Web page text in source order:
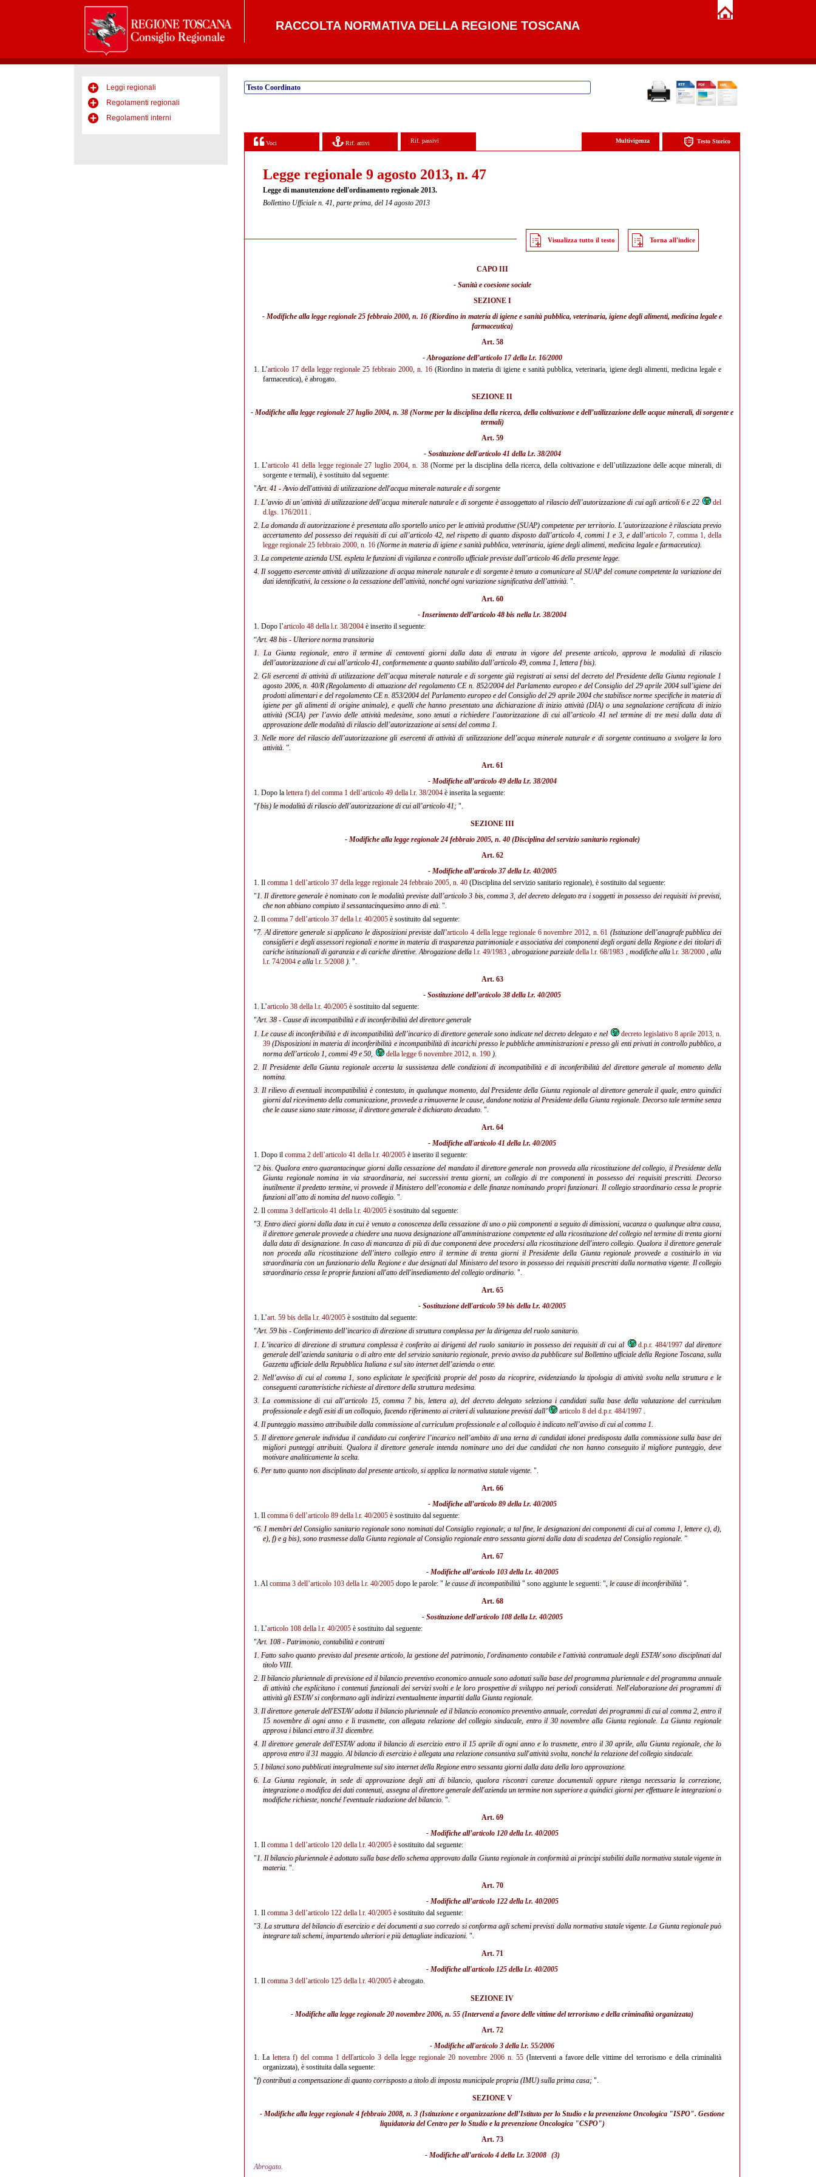
RACCOLTA NORMATIVA DELLA REGIONE TOSCANA
Leggi regionali
Regolamenti regionali
Regolamenti interni
Testo Coordinato
Voci Rif. attivi Rif. passivi Testo Storico
Multivigenza
Legge regionale 9 agosto 2013, n. 47
Legge di manutenzione dell'ordinamento regionale 2013.
Bollettino Ufficiale n. 41, parte prima, del 14 agosto 2013
Visualizza tutto il testo Torna all'indice
CAPO III
- Sanità e coesione sociale
SEZIONE I
- Modifiche alla legge regionale 25 febbraio 2000, n. 16 (Riordino in materia di igiene e sanità pubblica, veterinaria, igiene degli alimenti, medicina legale e
farmaceutica)
Art. 58
- Abrogazione dell’articolo 17 della l.r. 16/2000
1. L’articolo 17 della legge regionale 25 febbraio 2000, n. 16(Riordino in materia di igiene e sanità pubblica, veterinaria, igiene degli alimenti, medicina legale e
farmaceutica), è abrogato.
SEZIONE II
- Modifiche alla legge regionale 27 luglio 2004, n. 38 (Norme per la disciplina della ricerca, della coltivazione e dell’utilizzazione delle acque minerali, di sorgente e
termali)
Art. 59
- Sostituzione dell'articolo 41 della l.r. 38/2004
1. L’articolo 41 della legge regionale 27 luglio 2004, n. 38(Norme per la disciplina della ricerca, della coltivazione e dell’utilizzazione delle acque minerali, di
sorgente e termali), è sostituito dal seguente:
"Art. 41 - Avvio dell'attività di utilizzazione dell'acqua minerale naturale e di sorgente
1. L’avvio di un’attività di utilizzazione dell’acqua minerale naturale e di sorgente è assoggettato al rilascio dell’autorizzazione di cui agli articoli 6 e 22
del
d.lgs. 176/2011 .
2. La domanda di autorizzazione è presentata allo sportello unico per le attività produttive (SUAP) competente per territorio. L’autorizzazione è rilasciata previo
accertamento del possesso dei requisiti di cui all’articolo 42, nel rispetto di quanto disposto dall’articolo 4, commi 1 e 3, e dall’articolo 7, comma 1, della
legge regionale 25 febbraio 2000, n. 16 (Norme in materia di igiene e sanità pubblica, veterinaria, igiene degli alimenti, medicina legale e farmaceutica).
3. La competente azienda USL espleta le funzioni di vigilanza e controllo ufficiale previste dall’articolo 46 della presente legge.
4. Il soggetto esercente attività di utilizzazione di acqua minerale naturale e di sorgente è tenuto a comunicare al SUAP del comune competente la variazione dei
dati identificativi, la cessione o la cessazione dell’attività, nonché ogni variazione significativa dell’attività. ".
Art. 60
- Inserimento dell’articolo 48 bis nella l.r. 38/2004
1. Dopo l’articolo 48 della l.r. 38/2004 è inserito il seguente:
“Art. 48 bis - Ulteriore norma transitoria
1. La Giunta regionale, entro il termine di centoventi giorni dalla data di entrata in vigore del presente articolo, approva le modalità di rilascio
dell’autorizzazione di cui all’articolo 41, conformemente a quanto stabilito dall’articolo 49, comma 1, lettera f bis).
2. Gli esercenti di attività di utilizzazione dell’acqua minerale naturale e di sorgente già registrati ai sensi del decreto del Presidente della Giunta regionale 1
agosto 2006, n. 40/R (Regolamento di attuazione del regolamento CE n. 852/2004 del Parlamento europeo e del Consiglio del 29 aprile 2004 sull’igiene dei
prodotti alimentari e del regolamento CE n. 853/2004 del Parlamento europeo e del Consiglio del 29 aprile 2004 che stabilisce norme specifiche in materia di
igiene per gli alimenti di origine animale), e quelli che hanno presentato una dichiarazione di inizio attività (DIA) o una segnalazione certificata di inizio
attività (SCIA) per l’avvio delle attività medesime, sono tenuti a richiedere l’autorizzazione di cui all’articolo 41 nel termine di tre mesi dalla data di
approvazione delle modalità di rilascio dell’autorizzazione ai sensi del comma 1.
3. Nelle more del rilascio dell’autorizzazione gli esercenti di attività di utilizzazione dell’acqua minerale naturale e di sorgente continuano a svolgere la loro
attività. ”.
Art. 61
- Modifiche all’articolo 49 della l.r. 38/2004
1. Dopo la lettera f) del comma 1 dell’articolo 49 della l.r. 38/2004 è inserita la seguente:
"f bis) le modalità di rilascio dell’autorizzazione di cui all’articolo 41; ".
SEZIONE III
- Modifiche alla legge regionale 24 febbraio 2005, n. 40(Disciplina del servizio sanitario regionale)
Art. 62
- Modifiche all’articolo 37 della l.r. 40/2005
1. Il comma 1 dell’articolo 37 della legge regionale 24 febbraio 2005, n. 40 (Disciplina del servizio sanitario regionale), è sostituito dal seguente:
"1. Il direttore generale è nominato con le modalità previste dall’articolo 3 bis, comma 3, del decreto delegato tra i soggetti in possesso dei requisiti ivi previsti,
che non abbiano compiuto il sessantacinquesimo anno di età. ".
2. Il comma 7 dell’articolo 37 della l.r. 40/2005 è sostituito dal seguente:
"7. Al direttore generale si applicano le disposizioni previste dall’articolo 4 della legge regionale 6 novembre 2012, n. 61 (Istituzione dell’anagrafe pubblica dei
consiglieri e degli assessori regionali e norme in materia di trasparenza patrimoniale e associativa dei componenti degli organi della Regione e dei titolari di
cariche istituzionali di garanzia e di cariche direttive. Abrogazione della l.r. 49/1983 , abrogazione parzialedella l.r. 68/1983 , modifiche alla l.r. 38/2000 , alla
l.r. 74/2004 e alla l.r. 5/2008 ). ".
Art. 63
- Sostituzione dell’articolo 38 della l.r. 40/2005
1. L’articolo 38 della l.r. 40/2005 è sostituito dal seguente:
"Art. 38 - Cause di incompatibilità e di inconferibilità del direttore generale
1. Le cause di inconferibilità e di incompatibilità dell’incarico di direttore generale sono indicate nel decreto delegato e nel
decreto legislativo 8 aprile 2013, n.
39 (Disposizioni in materia di inconferibilità e incompatibilità di incarichi presso le pubbliche amministrazioni e presso gli enti privati in controllo pubblico, a
norma dell’articolo 1, commi 49 e 50,
della legge 6 novembre 2012, n. 190 ).
2. Il Presidente della Giunta regionale accerta la sussistenza delle condizioni di incompatibilità e di inconferibilità del direttore generale al momento della
nomina.
3. Il rilievo di eventuali incompatibilità è contestato, in qualunque momento, dal Presidente della Giunta regionale al direttore generale il quale, entro quindici
giorni dal ricevimento della comunicazione, provvede a rimuoverne le cause, dandone notizia al Presidente della Giunta regionale. Decorso tale termine senza
che le cause siano state rimosse, il direttore generale è dichiarato decaduto. ".
Art. 64
- Modifiche all'articolo 41 della l.r. 40/2005
1. Dopo il comma 2 dell’articolo 41 della l.r. 40/2005 è inserito il seguente:
"2 bis. Qualora entro quarantacinque giorni dalla cessazione del mandato il direttore generale non provveda alla ricostituzione del collegio, il Presidente della
Giunta regionale nomina in via straordinaria, nei successivi trenta giorni, un collegio di tre componenti in possesso dei requisiti prescritti. Decorso
inutilmente il predetto termine, vi provvede il Ministero dell’economia e delle finanze nominando propri funzionari. Il collegio straordinario cessa le proprie
funzioni all’atto di nomina del nuovo collegio. ".
2. Il comma 3 dell'articolo 41 della l.r. 40/2005 è sostituito dal seguente:
"3. Entro dieci giorni dalla data in cui è venuto a conoscenza della cessazione di uno o più componenti a seguito di dimissioni, vacanza o qualunque altra causa,
il direttore generale provvede a chiedere una nuova designazione all'amministrazione competente ed alla ricostituzione del collegio nel termine di trenta giorni
dalla data di designazione. In caso di mancanza di più di due componenti deve procedersi alla ricostituzione dell'intero collegio. Qualora il direttore generale
non proceda alla ricostituzione dell’intero collegio entro il termine di trenta giorni il Presidente della Giunta regionale provvede a costituirlo in via
straordinaria con un funzionario della Regione e due designati dal Ministero del tesoro in possesso dei requisiti prescritti dalla normativa vigente. Il collegio
straordinario cessa le proprie funzioni all'atto dell'insediamento del collegio ordinario. ".
Art. 65
- Sostituzione dell'articolo 59 bis della l.r. 40/2005
1. L’art. 59 bis della l.r. 40/2005 è sostituito dal seguente:
"Art. 59 bis - Conferimento dell’incarico di direzione di struttura complessa per la dirigenza del ruolo sanitario.
1. L’incarico di direzione di struttura complessa è conferito ai dirigenti del ruolo sanitario in possesso dei requisiti di cui al
d.p.r. 484/1997 dal direttore
generale dell’azienda sanitaria o di altro ente del servizio sanitario regionale, previo avviso da pubblicare sul Bollettino ufficiale della Regione Toscana, sulla
Gazzetta ufficiale della Repubblica Italiana e sul sito internet dell’azienda o ente.
2. Nell’avviso di cui al comma 1, sono esplicitate le specificità proprie del posto da ricoprire, evidenziando la tipologia di attività svolta nella struttura e le
conseguenti caratteristiche richieste al direttore della struttura medesima.
3. La commissione di cui all’articolo 15, comma 7 bis, lettera a), del decreto delegato seleziona i candidati sulla base della valutazione del curriculum
professionale e degli esiti di un colloquio, facendo riferimento ai criteri di valutazione previsti dall’
articolo 8 del d.p.r. 484/1997 .
4. Il punteggio massimo attribuibile dalla commissione al curriculum professionale e al colloquio è indicato nell’avviso di cui al comma 1.
5. Il direttore generale individua il candidato cui conferire l’incarico nell’ambito di una terna di candidati idonei predisposta dalla commissione sulla base dei
migliori punteggi attribuiti. Qualora il direttore generale intenda nominare uno dei due candidati che non hanno conseguito il migliore punteggio, deve
motivare analiticamente la scelta.
6. Per tutto quanto non disciplinato dal presente articolo, si applica la normativa statale vigente. ".
Art. 66
- Modifiche all’articolo 89 della l.r. 40/2005
1. Il comma 6 dell’articolo 89 della l.r. 40/2005 è sostituito dal seguente:
“6. I membri del Consiglio sanitario regionale sono nominati dal Consiglio regionale; a tal fine, le designazioni dei componenti di cui al comma 1, lettere c), d),
e), f) e g bis), sono trasmesse dalla Giunta regionale al Consiglio regionale entro sessanta giorni dalla data di scadenza del Consiglio regionale. ”
Art. 67
- Modifiche all’articolo 103 della l.r. 40/2005
1. Al comma 3 dell’articolo 103 della l.r. 40/2005 dopo le parole: " le cause di incompatibilità " sono aggiunte le seguenti: ", le cause di inconferibilità ".
Art. 68
- Sostituzione dell'articolo 108 della l.r. 40/2005
1. L’articolo 108 della l.r. 40/2005 è sostituito dal seguente:
"Art. 108 - Patrimonio, contabilità e contratti
1. Fatto salvo quanto previsto dal presente articolo, la gestione del patrimonio,l'ordinamento contabile e l'attività contrattuale degli ESTAV sono disciplinati dal
titolo VIII.
2. Il bilancio pluriennale di previsione ed il bilancio preventivo economico annuale sono adottati sulla base del programma pluriennale e del programma annuale
di attività che esplicitano i contenuti funzionali dei servizi svolti e le loro prospettive di sviluppo nei periodi considerati. Nell'elaborazione dei programmi di
attività gli ESTAV si conformano agli indirizzi eventualmente impartiti dalla Giunta regionale.
3. Il direttore generale dell'ESTAV adotta il bilancio pluriennale ed il bilancio economico preventivo annuale, corredati dei programmi di cui al comma 2, entro il
15 novembre di ogni anno e li trasmette, con allegata relazione del collegio sindacale, entro il 30 novembre alla Giunta regionale. La Giunta regionale
approva i bilanci entro il 31 dicembre.
4. Il direttore generale dell'ESTAV adotta il bilancio di esercizio entro il 15 aprile diogni anno e lo trasmette, entro il 30 aprile, alla Giunta regionale, che lo
approva entro il 31 maggio. Al bilancio di esercizio è allegata una relazione consuntiva sull'attività svolta, nonché la relazione del collegio sindacale.
5. I bilanci sono pubblicati integralmente sul sito internet della Regione entro sessanta giorni dalla data della loro approvazione.
6. La Giunta regionale, in sede di approvazione degli atti di bilancio, qualora riscontricarenze documentali oppure ritenga necessaria la correzione,
integrazione o modifica dei dati contenuti, assegna al direttore generale dell'azienda un termine non superiore a quindici giorni per effettuare le integrazioni o
modifiche richieste, nonché l'eventuale riadozione del bilancio. ".
Art. 69
- Modifiche all’articolo 120 della l.r. 40/2005
1. Il comma 1 dell’articolo 120 della l.r. 40/2005 è sostituito dal seguente:
"1. Il bilancio pluriennale è adottato sulla base dello schema approvato dalla Giunta regionale in conformità ai principi stabiliti dalla normativa statale vigente in
materia. ".
Art. 70
- Modifiche all’articolo 122 della l.r. 40/2005
1. Il comma 3 dell’articolo 122 della l.r. 40/2005 è sostituito dal seguente:
"3. La struttura del bilancio di esercizio e dei documenti a suo corredo si conforma agli schemi previsti dalla normativa statale vigente. La Giunta regionale può
integrare tali schemi, impartendo ulteriori e più dettagliate indicazioni. ".
Art. 71
- Modifiche all'articolo 125 della l.r. 40/2005
1. Il comma 3 dell’articolo 125 della l.r. 40/2005 è abrogato.
SEZIONE IV
- Modifiche alla legge regionale 20 novembre 2006, n. 55 (Interventi a favore delle vittime del terrorismo e della criminalità organizzata)
Art. 72
- Modifiche all'articolo 3 della l.r. 55/2006
1. La lettera f) del comma 1 dell'articolo 3 della legge regionale 20 novembre 2006 n. 55(Interventi a favore delle vittime del terrorismo e della criminalità
organizzata), è sostituita dalla seguente:
"f) contributi a compensazione di quanto corrisposto a titolo di imposta municipale propria (IMU) sulla prima casa; ".
SEZIONE V
- Modifiche alla legge regionale 4 febbraio 2008, n. 3 (Istituzione e organizzazione dell’Istituto per lo Studio e la prevenzione Oncologica "ISPO". Gestione
liquidatoria del Centro per lo Studio e la prevenzione Oncologica "CSPO")
Art. 73
- Modifiche all’articolo 4 della l.r. 3/2008
(3)
Abrogato.